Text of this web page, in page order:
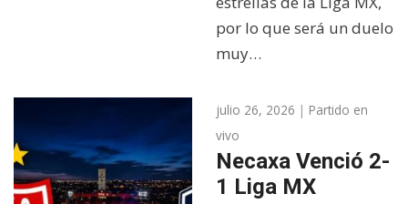
por lo que será un duelo
muy…
Necaxa Venció 2-
1 Liga MX
julio 26, 2026 | Partido en
vivo